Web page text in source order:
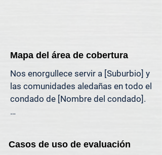
Mapa del área de cobertura
Nos enorgullece servir a [Suburbio] y
las comunidades aledañas en todo el
condado de [Nombre del condado].
tasaciones en el área de [Suburbio].
Casos de uso de evaluación